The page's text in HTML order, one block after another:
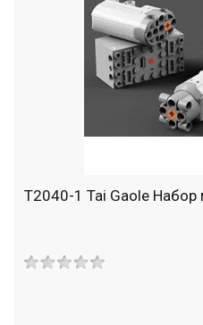
T2040-1 Tai Gaole